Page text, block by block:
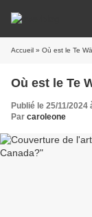
Accueil » Où est le Te
Où est le Te
Publié le 25/11/2024
Par caroleone